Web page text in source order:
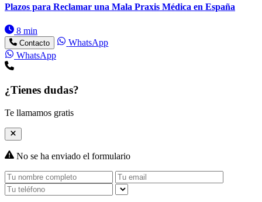
Plazos para Reclamar una Mala Praxis Médica en España
8 min
Contacto
WhatsApp
WhatsApp
¿Tienes dudas?
Te llamamos gratis
No se ha enviado el formulario